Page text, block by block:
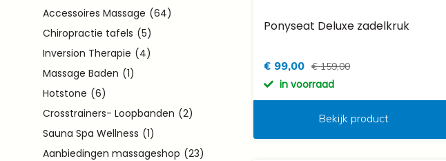
Accessoires Massage (64)
Chiropractie tafels (5)
Inversion Therapie (4)
Massage Baden (1)
Hotstone (6)
Crosstrainers- Loopbanden (2)
Sauna Spa Wellness (1)
Aanbiedingen massageshop (23)
Ponyseat Deluxe zadelkruk
€ 99,00 € 159,00
in voorraad
Bekijk product